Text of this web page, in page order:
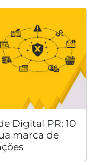
Digital PR: 10
marca de